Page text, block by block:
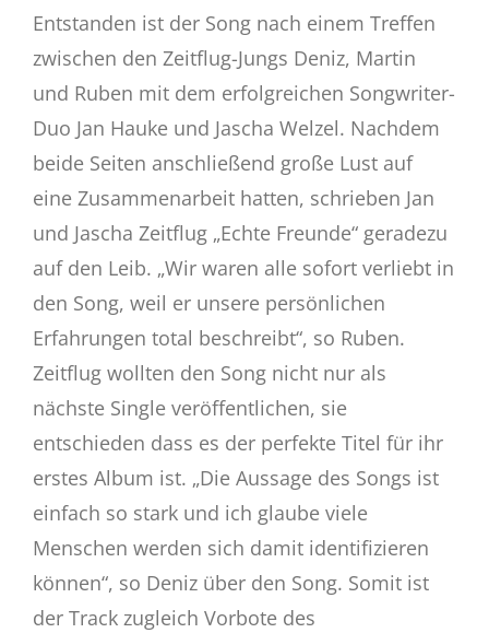
Entstanden ist der Song nach einem Treffen
zwischen den Zeitflug-Jungs Deniz, Martin
und Ruben mit dem erfolgreichen Songwriter-
Duo Jan Hauke und Jascha Welzel. Nachdem
beide Seiten anschließend große Lust auf
eine Zusammenarbeit hatten, schrieben Jan
und Jascha Zeitflug „Echte Freunde“ geradezu
auf den Leib. „Wir waren alle sofort verliebt in
den Song, weil er unsere persönlichen
Erfahrungen total beschreibt“, so Ruben.
Zeitflug wollten den Song nicht nur als
nächste Single veröffentlichen, sie
entschieden dass es der perfekte Titel für ihr
erstes Album ist. „Die Aussage des Songs ist
einfach so stark und ich glaube viele
Menschen werden sich damit identifizieren
können“, so Deniz über den Song. Somit ist
der Track zugleich Vorbote des